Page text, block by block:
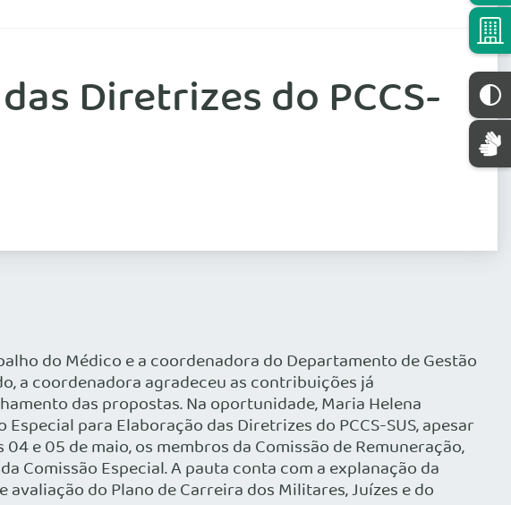
Diretrizes do PCCS-
do Médico e a coordenadora do Departamento de Gestão
a coordenadora agradeceu as contribuições já
das propostas. Na oportunidade, Maria Helena
para Elaboração das Diretrizes do PCCS-SUS, apesar
e 05 de maio, os membros da Comissão de Remuneração,
Comissão Especial. A pauta conta com a explanação da
do Plano de Carreira dos Militares, Juízes e do